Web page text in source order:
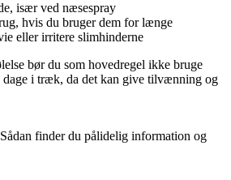
især ved næsespray
hvis du bruger dem for længe
eller irritere slimhinderne
bør du som hovedregel ikke bruge
dage i træk, da det kan give tilvænning og
finder du pålidelig information og